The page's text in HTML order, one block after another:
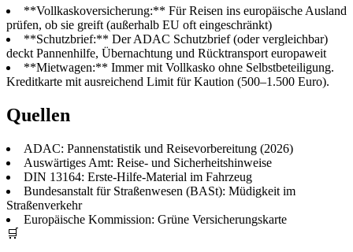
**Vollkaskoversicherung:** Für Reisen ins europäische Ausland
prüfen, ob sie greift (außerhalb EU oft eingeschränkt)
**Schutzbrief:** Der ADAC Schutzbrief (oder vergleichbar)
deckt Pannenhilfe, Übernachtung und Rücktransport europaweit
**Mietwagen:** Immer mit Vollkasko ohne Selbstbeteiligung.
Kreditkarte mit ausreichend Limit für Kaution (500–1.500 Euro).
Quellen
ADAC: Pannenstatistik und Reisevorbereitung (2026)
Auswärtiges Amt: Reise- und Sicherheitshinweise
DIN 13164: Erste-Hilfe-Material im Fahrzeug
Bundesanstalt für Straßenwesen (BASt): Müdigkeit im
Straßenverkehr
Europäische Kommission: Grüne Versicherungskarte
🛒